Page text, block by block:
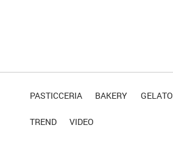
PASTICCERIA BAKERY GELATO
TREND VIDEO